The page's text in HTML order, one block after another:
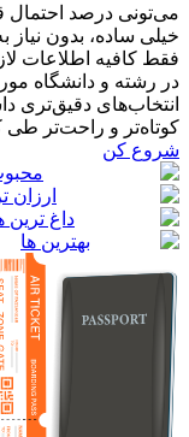
می‌تونی درصد احتمال
خیلی ساده، بدون نیاز
فقط کافیه اطلاعات
در رشته و دانشگاه
انتخاب‌های دقیق‌تری
کوتاه‌تر و راحت‌تر طی
شروع کن
ارزان
داغ ترین
بهترین ها